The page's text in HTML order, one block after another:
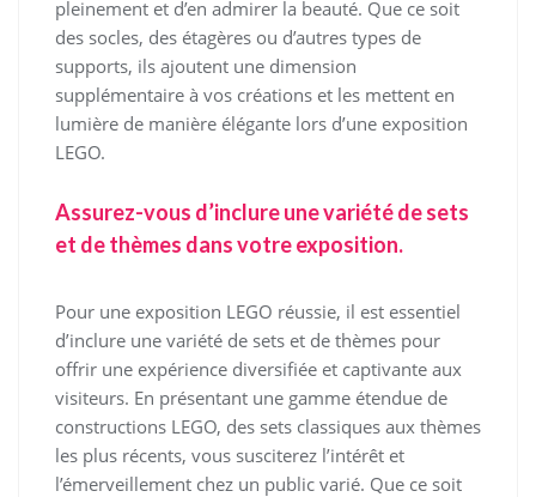
pleinement et d’en admirer la beauté. Que ce soit
des socles, des étagères ou d’autres types de
supports, ils ajoutent une dimension
supplémentaire à vos créations et les mettent en
lumière de manière élégante lors d’une exposition
LEGO.
Assurez-vous d’inclure une variété de sets
et de thèmes dans votre exposition.
Pour une exposition LEGO réussie, il est essentiel
d’inclure une variété de sets et de thèmes pour
offrir une expérience diversifiée et captivante aux
visiteurs. En présentant une gamme étendue de
constructions LEGO, des sets classiques aux thèmes
les plus récents, vous susciterez l’intérêt et
l’émerveillement chez un public varié. Que ce soit